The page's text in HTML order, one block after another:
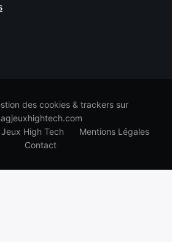
des cookies & trackers sur
High Tech
Mentions Légales
Contact